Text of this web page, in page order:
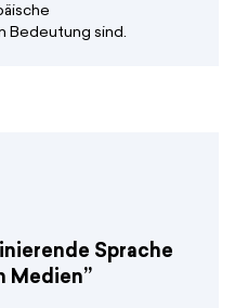
Bedeutung sind.
Sprache
Medien”